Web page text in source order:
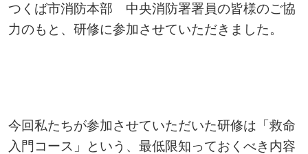
つくば市消防本部 中央消防署署員の皆様のご協
力のもと、研修に参加させていただきました。
今回私たちが参加させていただいた研修は 「救命
入門コース」
という、最低限知っておくべき内容